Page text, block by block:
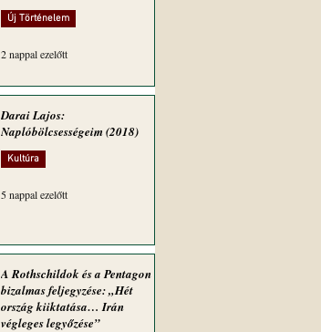
Új Történelem
2 nappal ezelőtt
Darai Lajos:
Naplóbölcsességeim (2018)
Kultúra
5 nappal ezelőtt
A Rothschildok és a Pentagon
bizalmas feljegyzése: „Hét
ország kiiktatása… Irán
végleges legyőzése”